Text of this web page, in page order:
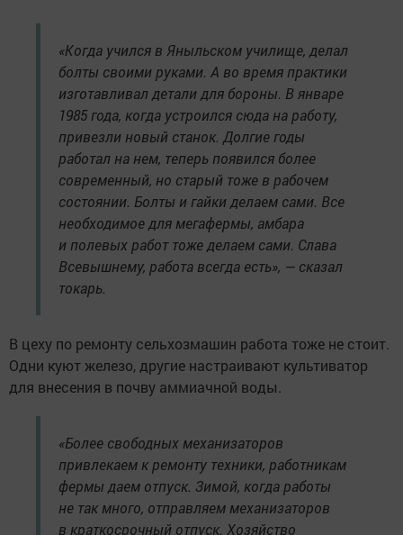
«Когда учился в Яныльском училище, делал
болты своими руками. А во время практики
изготавливал детали для бороны. В январе
1985 года, когда устроился сюда на работу,
привезли новый станок. Долгие годы
работал на нем, теперь появился более
современный, но старый тоже в рабочем
состоянии. Болты и гайки делаем сами. Все
необходимое для мегафермы, амбара
и полевых работ тоже делаем сами. Слава
Всевышнему, работа всегда есть», — сказал
токарь.
В цеху по ремонту сельхозмашин работа тоже не стоит.
Одни куют железо, другие настраивают культиватор
для внесения в почву аммиачной воды.
«Более свободных механизаторов
привлекаем к ремонту техники, работникам
фермы даем отпуск. Зимой, когда работы
не так много, отправляем механизаторов
в краткосрочный отпуск. Хозяйство